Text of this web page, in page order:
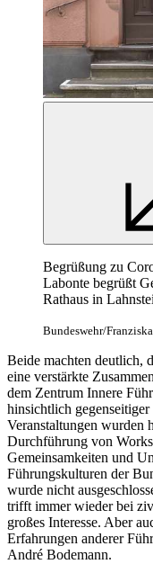
Begrüßung zu
Labonte begrüßt
Rathaus in
Bundeswehr/
Beide machten deutlich,
eine verstärkte
dem Zentrum Innere
hinsichtlich
Veranstaltungen wurden
Durchführung von
Gemeinsamkeiten und
Führungskulturen der
wurde nicht
trifft immer wieder bei
großes Interesse. Aber
Erfahrungen anderer
André Bodemann.